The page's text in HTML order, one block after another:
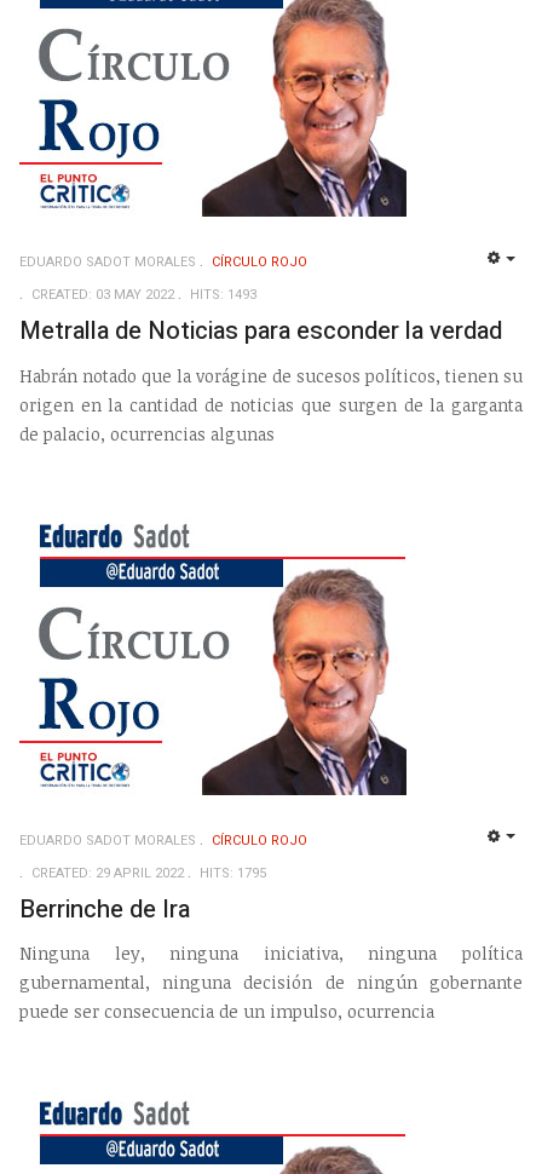
EDUARDO SADOT MORALES
CÍRCULO ROJO
CREATED: 03 MAY 2022
HITS: 1493
Metralla de Noticias para esconder la verdad
Habrán notado que la vorágine de sucesos políticos, tienen su
origen en la cantidad de noticias que surgen de la garganta
de palacio, ocurrencias algunas
EDUARDO SADOT MORALES
CÍRCULO ROJO
CREATED: 29 APRIL 2022
HITS: 1795
Berrinche de Ira
Ninguna ley, ninguna iniciativa, ninguna política
gubernamental, ninguna decisión de ningún gobernante
puede ser consecuencia de un impulso, ocurrencia